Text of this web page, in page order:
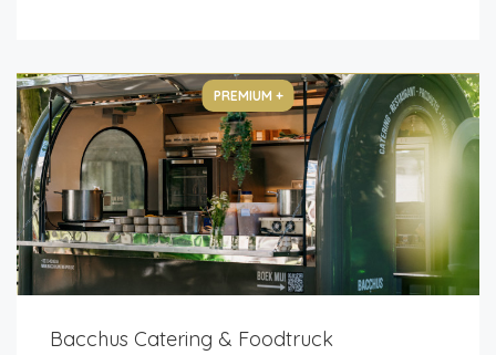
PREMIUM +
Bacchus Catering & Foodtruck